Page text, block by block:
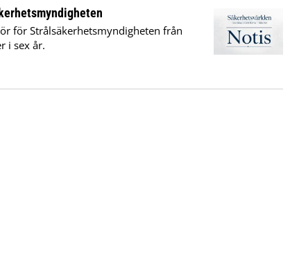
för Strålsäkerhetsmyndigheten från
i sex år.